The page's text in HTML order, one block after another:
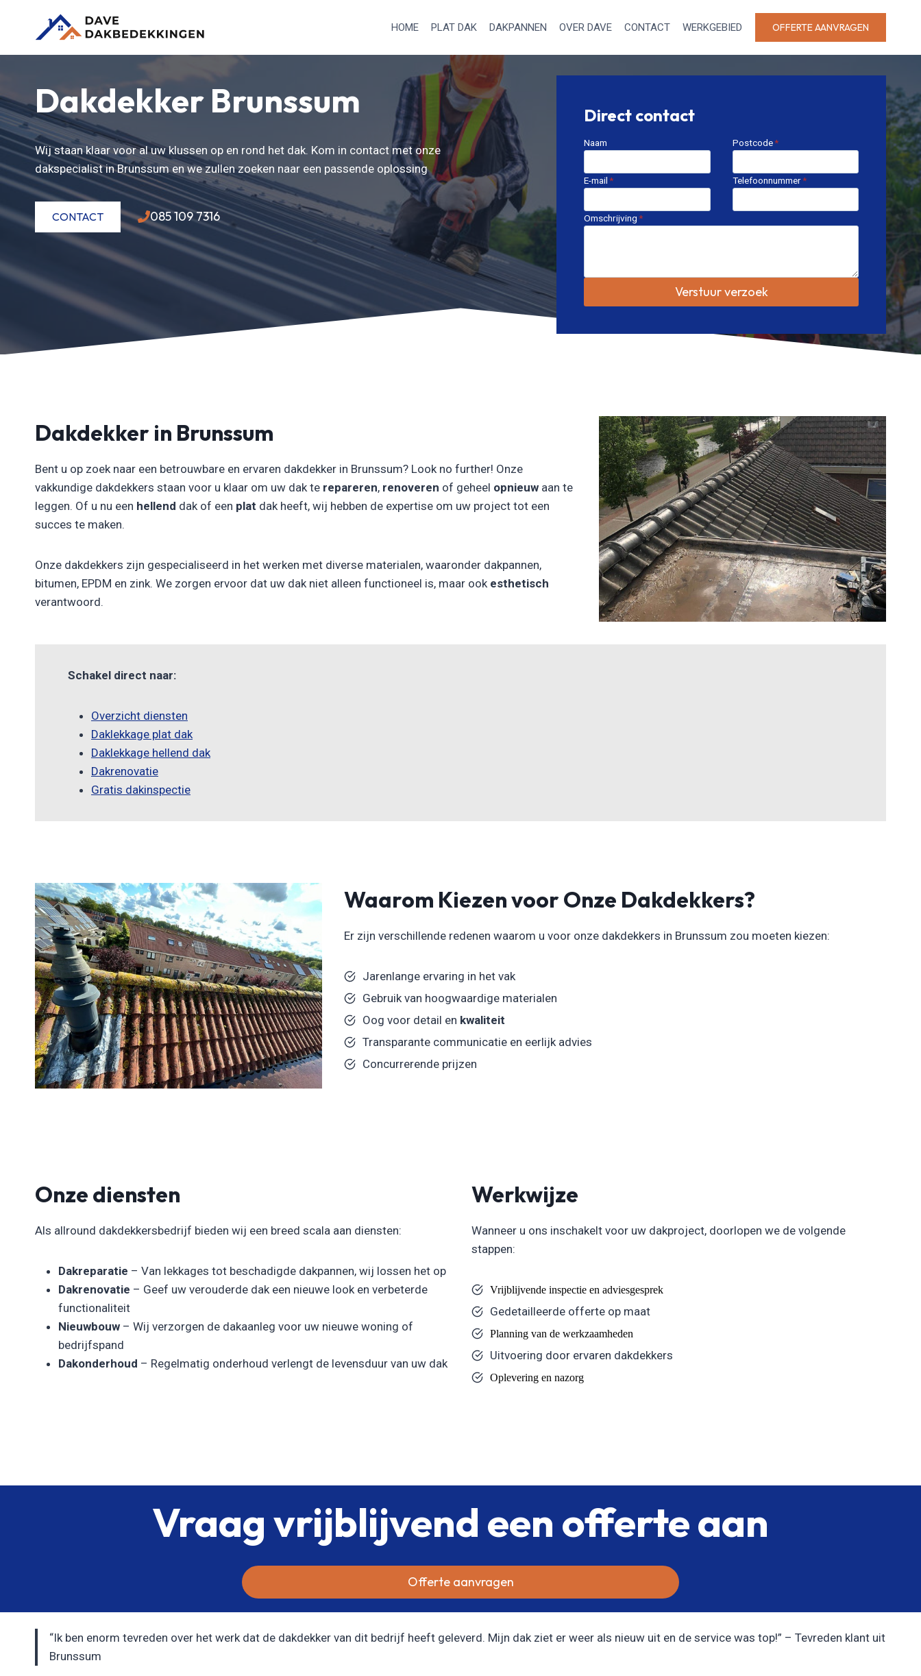
HOME PLAT DAK DAKPANNEN OVER DAVE CONTACT WERKGEBIED OFFERTE AANVRAGEN
Dakdekker Brunssum
Wij staan klaar voor al uw klussen op en rond het dak. Kom in contact met onze
dakspecialist in Brunssum en we zullen zoeken naar een passende oplossing
CONTACT 085 109 7316
Direct contact
Naam
E-mail*
Postcode*
Telefoonnummer*
Omschrijving*
Verstuur verzoek
Dakdekker in Brunssum
Bent u op zoek naar een betrouwbare en ervaren dakdekker in Brunssum? Look no further! Onze
vakkundige dakdekkers staan voor u klaar om uw dak te repareren, renoveren of geheel opnieuw aan te
leggen. Of u nu een hellend dak of een plat dak heeft, wij hebben de expertise om uw project tot een
succes te maken.
Onze dakdekkers zijn gespecialiseerd in het werken met diverse materialen, waaronder dakpannen,
bitumen, EPDM en zink. We zorgen ervoor dat uw dak niet alleen functioneel is, maar ook esthetisch
verantwoord.
Schakel direct naar:
Overzicht diensten
Daklekkage plat dak
Daklekkage hellend dak
Dakrenovatie
Gratis dakinspectie
Waarom Kiezen voor Onze Dakdekkers?
Er zijn verschillende redenen waarom u voor onze dakdekkers in Brunssum zou moeten kiezen:
Jarenlange ervaring in het vak
Gebruik van hoogwaardige materialen
Oog voor detail en kwaliteit
Transparante communicatie en eerlijk advies
Concurrerende prijzen
Onze diensten
Als allround dakdekkersbedrijf bieden wij een breed scala aan diensten:
Dakreparatie – Van lekkages tot beschadigde dakpannen, wij lossen het op
Dakrenovatie – Geef uw verouderde dak een nieuwe look en verbeterde
functionaliteit
Nieuwbouw – Wij verzorgen de dakaanleg voor uw nieuwe woning of
bedrijfspand
Dakonderhoud – Regelmatig onderhoud verlengt de levensduur van uw dak
Werkwijze
Wanneer u ons inschakelt voor uw dakproject, doorlopen we de volgende
stappen:
Vrijblijvende inspectie en adviesgesprek
Gedetailleerde offerte op maat
Planning van de werkzaamheden
Uitvoering door ervaren dakdekkers
Oplevering en nazorg
Vraag vrijblijvend een offerte aan
Offerte aanvragen
“Ik ben enorm tevreden over het werk dat de dakdekker van dit bedrijf heeft geleverd. Mijn dak ziet er weer als nieuw uit en de service was top!” – Tevreden klant uit
Brunssum